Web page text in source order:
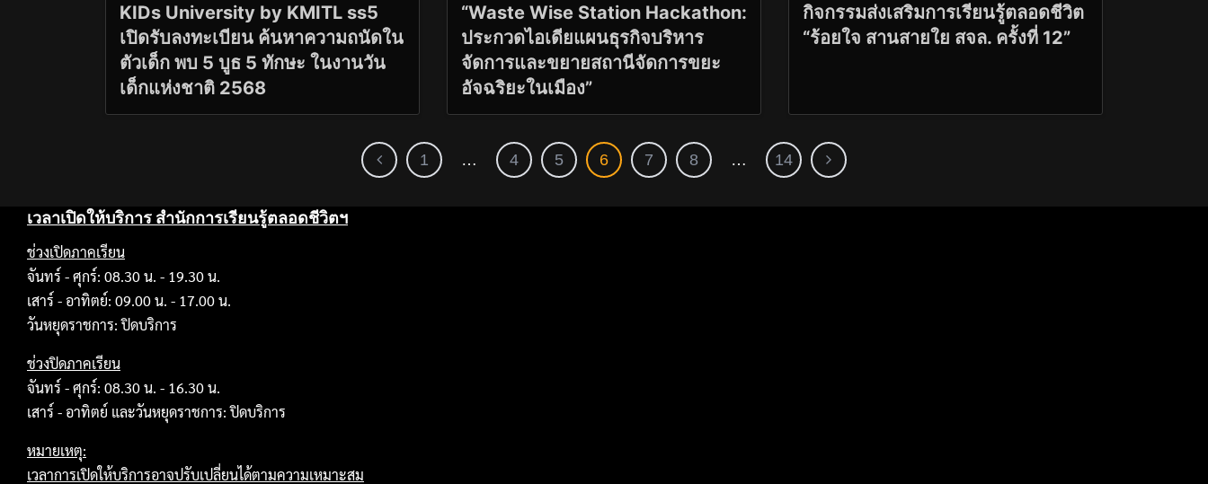
KIDs University by KMITL ss5
เปิดรับลงทะเบียน ค้นหาความถนัดใน
ตัวเด็ก พบ 5 บูธ 5 ทักษะ ในงานวัน
เด็กแห่งชาติ 2568
“Waste Wise Station Hackathon:
ประกวดไอเดียแผนธุรกิจบริหาร
จัดการและขยายสถานีจัดการขยะ
อัจฉริยะในเมือง”
กิจกรรมส่งเสริมการเรียนรู้ตลอดชีวิต
“ร้อยใจ สานสายใย สจล. ครั้งที่ 12”
1 … 4 5 6 7 8 … 14
เวลาเปิดให้บริการ สำนักการเรียนรู้ตลอดชีวิตฯ
ช่วงเปิดภาคเรียน
จันทร์ - ศุกร์: 08.30 น. - 19.30 น.
เสาร์ - อาทิตย์: 09.00 น. - 17.00 น.
วันหยุดราชการ: ปิดบริการ
ช่วงปิดภาคเรียน
จันทร์ - ศุกร์: 08.30 น. - 16.30 น.
เสาร์ - อาทิตย์ และวันหยุดราชการ: ปิดบริการ
หมายเหตุ:
เวลาการเปิดให้บริการอาจปรับเปลี่ยนได้ตามความเหมาะสม